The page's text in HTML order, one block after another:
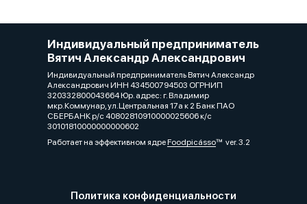
Индивидуальный предприниматель
Вятич Александр Александрович
Индивидуальный предприниматель Вятич Александр
Александрович ИНН 434500794503 ОГРНИП
320332800043664 Юр. адрес: г. Владимир
мкр.Коммунар, ул.Центральная 17а к 2 Банк ПАО
СБЕРБАНК р/с 40802810910000025606 к/с
30101810000000000602
Работает на эффективном ядреFoodpicássover. 3.2
Политика конфиденциальности